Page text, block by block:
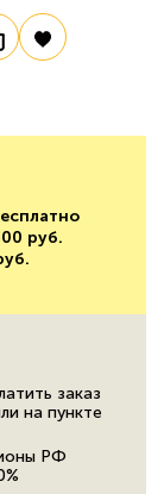
руб.
заказ
на пункте
РФ